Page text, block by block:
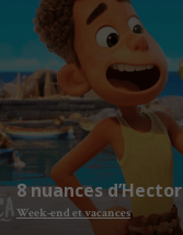
8 nuances d’Hector
Week-end et vacances